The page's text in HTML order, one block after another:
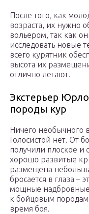
После того, как
возраста, их нужно
вольером, так как
исследовать новые
всего курятник
высота их
отлично летают.
Экстерьер
породы кур
Ничего необычного
Голосистой нет. От
получили плоское и
хорошо развитые
размещена
бросается в глаза –
мощные надбровные
к бойцовым породам
время боя.